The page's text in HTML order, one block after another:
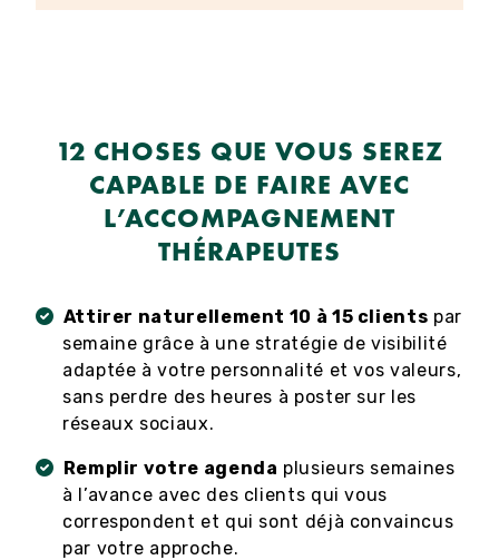
12 CHOSES QUE VOUS SEREZ
CAPABLE DE FAIRE AVEC
L’ACCOMPAGNEMENT
THÉRAPEUTES
Attirer naturellement 10 à 15 clients par
semaine grâce à une stratégie de visibilité
adaptée à votre personnalité et vos valeurs,
sans perdre des heures à poster sur les
réseaux sociaux.
Remplir votre agenda plusieurs semaines
à l’avance avec des clients qui vous
correspondent et qui sont déjà convaincus
par votre approche.